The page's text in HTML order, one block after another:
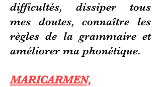
difficultés, dissiper tous
mes doutes, connaître les
règles de la grammaire et
améliorer ma phonétique.
MARICARMEN,